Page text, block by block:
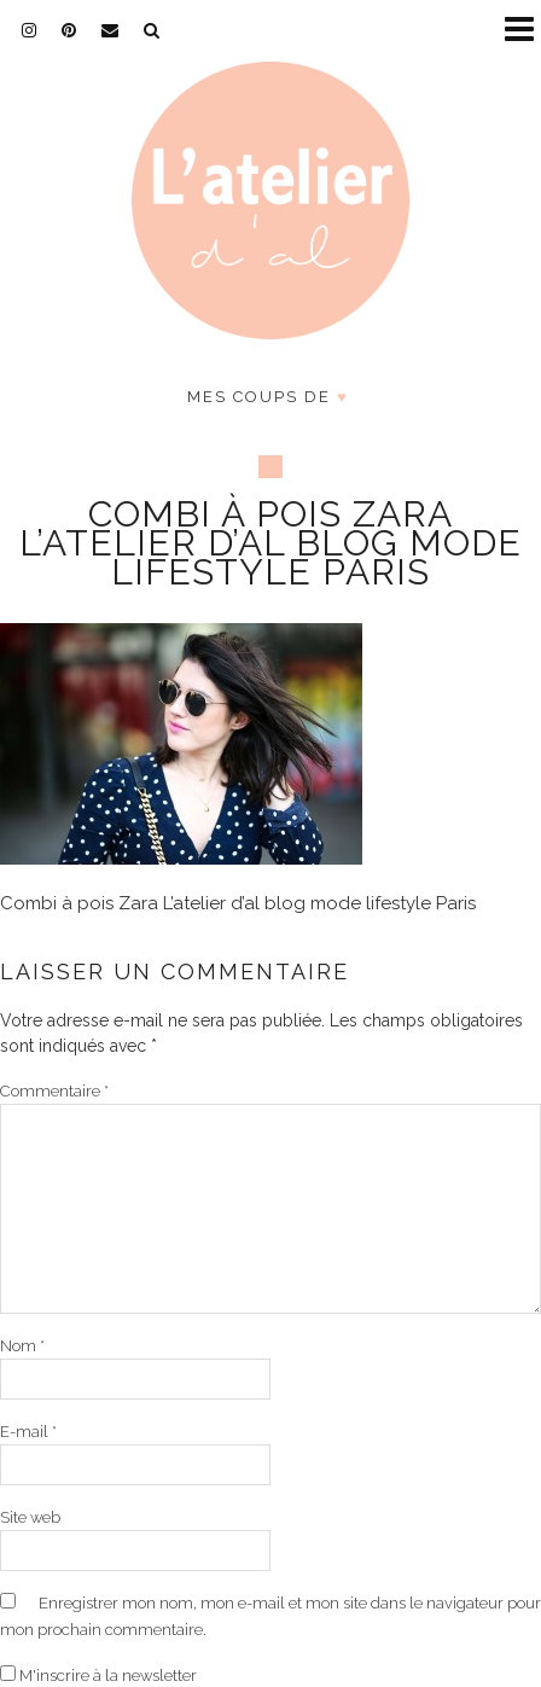
MES COUPS DE ♥
COMBI À POIS ZARA
L’ATELIER D’AL BLOG MODE
LIFESTYLE PARIS
Combi à pois Zara L’atelier d’al blog mode lifestyle Paris
LAISSER UN COMMENTAIRE
Votre adresse e-mail ne sera pas publiée.
Les champs obligatoires
sont indiqués avec *
Commentaire *
Nom *
E-mail *
Site web
Enregistrer mon nom, mon e-mail et mon site dans le navigateur pour
mon prochain commentaire.
M'inscrire à la newsletter